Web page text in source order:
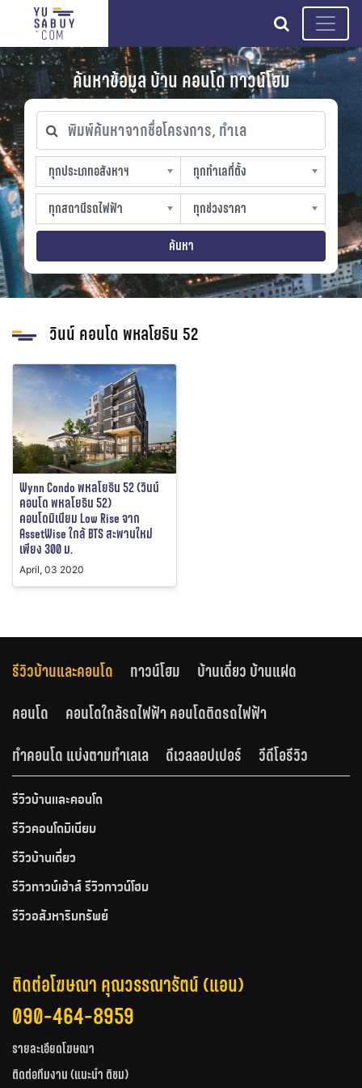
search
ค้นหาข้อมูล บ้าน คอนโด ทาวน์โฮม
พิมพ์ค้นหาจากชื่อโครงการ, ทำเล
ทุกประเภทอสังหาฯ
ทุกประเภทอสังหาฯ
sproperty
ทุกทำเลที่ตั้ง
ทุกทำเลที่ตั้ง
slocation
ทุกสถานีรถไฟฟ้า
ทุกสถานีรถไฟฟ้า
strain-station
ทุกช่วงราคา
ทุกช่วงราคา
sprice
ค้นหา
วินน์ คอนโด พหลโยธิน 52
Wynn Condo พหลโยธิน 52 (วินน์
คอนโด พหลโยธิน 52)
คอนโดมิเนียม Low Rise จาก
AssetWise ใกล้ BTS สะพานใหม่
เพียง 300 ม.
April, 03 2020
รีวิวบ้านและคอนโด ทาวน์โฮม
บ้านเดี่ยว บ้านแฝด
คอนโด
คอนโดใกล้รถไฟฟ้า คอนโดติดรถไฟฟ้า
ทำคอนโด แบ่งตามทำเลเล
ดีเวลลอปเปอร์ วีดีโอรีวิว
รีวิวบ้านและคอนโด
รีวิวคอนโดมิเนียม
รีวิวบ้านเดี่ยว
รีวิวทาวน์เฮ้าส์ รีวิวทาวน์โฮม
รีวิวอสังหาริมทรัพย์
ติดต่อโฆษณา คุณวรรณารัตน์ (แอน)
090-464-8959
รายละเอียดโฆษณา
ติดต่อทีมงาน (แนะนำ ติชม)